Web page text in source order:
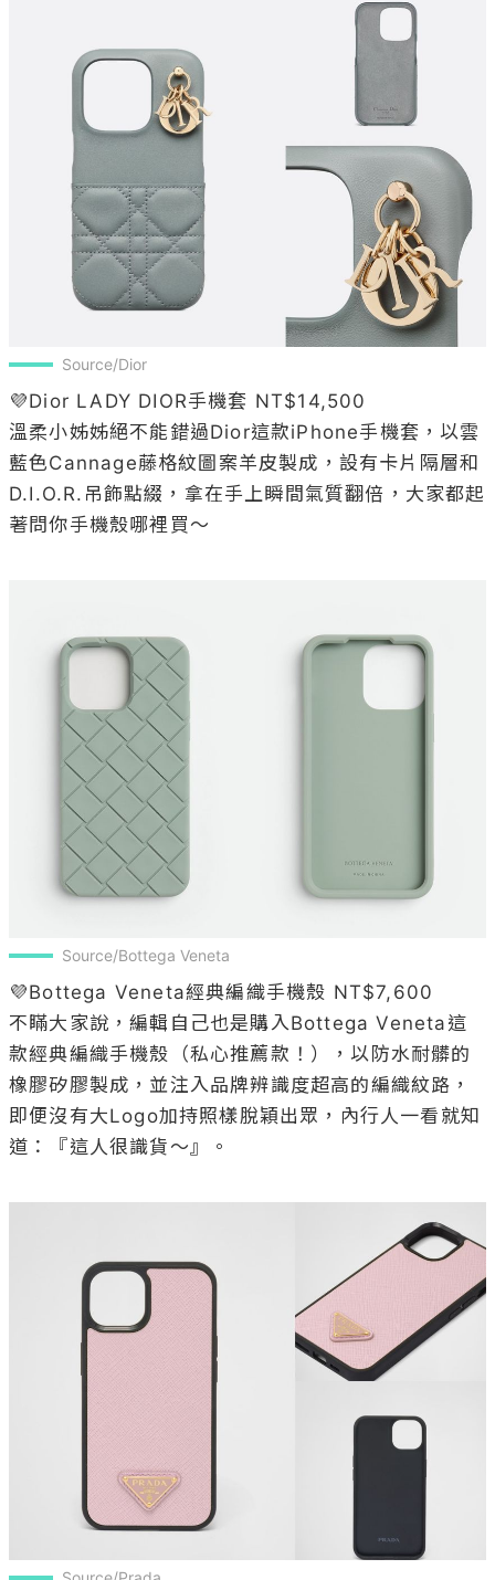
Source/Dior
💜Dior LADY DIOR手機套 NT$14,500
溫柔小姊姊絕不能錯過Dior這款iPhone手機套，以雲
藍色Cannage藤格紋圖案羊皮製成，設有卡片隔層和
D.I.O.R.吊飾點綴，拿在手上瞬間氣質翻倍，大家都起
著問你手機殼哪裡買～
Source/Bottega Veneta
💜Bottega Veneta經典編織手機殼 NT$7,600
不瞞大家說，編輯自己也是購入Bottega Veneta這
款經典編織手機殼（私心推薦款！），以防水耐髒的
橡膠矽膠製成，並注入品牌辨識度超高的編織紋路，
即便沒有大Logo加持照樣脫穎出眾，內行人一看就知
道：『這人很識貨～』。